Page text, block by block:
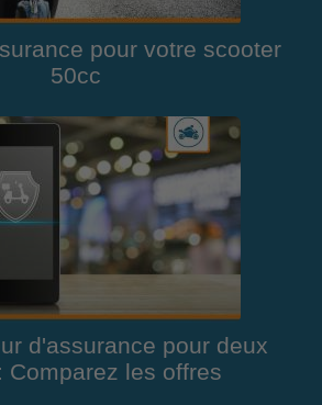
pour votre scooter
50cc
d'assurance pour deux
Comparez les offres